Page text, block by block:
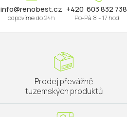
info@renobest.cz 603 832 738
Prodej převážně
tuzemských produktů